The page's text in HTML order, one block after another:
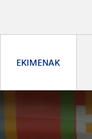
EKIMENAK